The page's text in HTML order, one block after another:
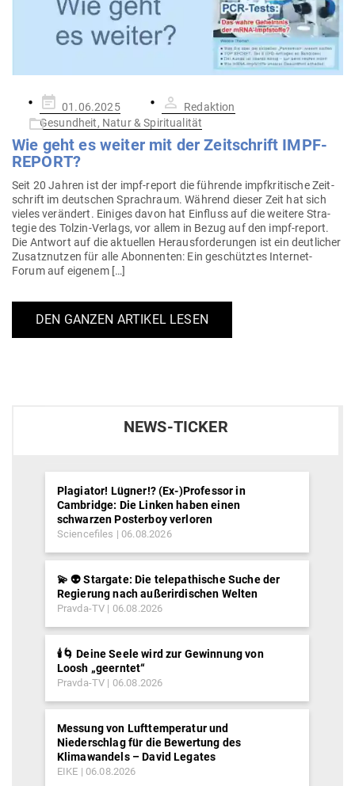
Gepostet
am
01.06.2025
Redaktion
Gesundheit, Natur & Spiritualität
Wie geht es weiter mit der Zeit­schrift IMPF-
REPORT?
Seit 20 Jahren ist der impf-report die füh­rende impf­kri­tische Zeit­
schrift im deut­schen Sprachraum. Während dieser Zeit hat sich
vieles ver­ändert. Einiges davon hat Ein­fluss auf die weitere Stra­
tegie des Tolzin-Verlags, vor allem in Bezug auf den impf-report.
Die Antwort auf die aktu­ellen Her­aus­for­de­rungen ist ein deut­licher
Zusatz­nutzen für alle Abon­nenten: Ein geschütztes Internet-
Forum auf eigenem […]
DEN GANZEN ARTIKEL LESEN
NEWS-TICKER
Plagiator! Lügner!? (Ex-)Professor in
Cambridge: Die Linken haben einen
schwarzen Posterboy verloren
Sciencefiles 06.08.2026
💫 👽 Stargate: Die telepathische Suche der
Regierung nach außerirdischen Welten
Pravda-TV 06.08.2026
🕯️🌀 Deine Seele wird zur Gewinnung von
Loosh „geerntet“
Pravda-TV 06.08.2026
Messung von Lufttemperatur und
Niederschlag für die Bewertung des
Klimawandels – David Legates
EIKE 06.08.2026